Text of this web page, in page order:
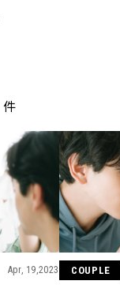
件
Apr, 19,2023 COUPLE